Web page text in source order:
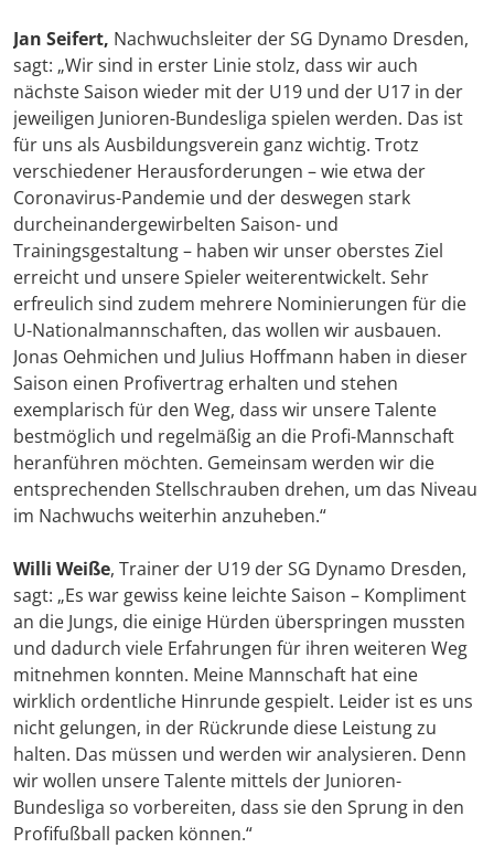
Jan Seifert, Nachwuchsleiter der SG Dynamo Dresden,
sagt: „Wir sind in erster Linie stolz, dass wir auch
nächste Saison wieder mit der U19 und der U17 in der
jeweiligen Junioren-Bundesliga spielen werden. Das ist
für uns als Ausbildungsverein ganz wichtig. Trotz
verschiedener Herausforderungen – wie etwa der
Coronavirus-Pandemie und der deswegen stark
durcheinandergewirbelten Saison- und
Trainingsgestaltung – haben wir unser oberstes Ziel
erreicht und unsere Spieler weiterentwickelt. Sehr
erfreulich sind zudem mehrere Nominierungen für die
U-Nationalmannschaften, das wollen wir ausbauen.
Jonas Oehmichen und Julius Hoffmann haben in dieser
Saison einen Profivertrag erhalten und stehen
exemplarisch für den Weg, dass wir unsere Talente
bestmöglich und regelmäßig an die Profi-Mannschaft
heranführen möchten. Gemeinsam werden wir die
entsprechenden Stellschrauben drehen, um das Niveau
im Nachwuchs weiterhin anzuheben.“
Willi Weiße, Trainer der U19 der SG Dynamo Dresden,
sagt: „Es war gewiss keine leichte Saison – Kompliment
an die Jungs, die einige Hürden überspringen mussten
und dadurch viele Erfahrungen für ihren weiteren Weg
mitnehmen konnten. Meine Mannschaft hat eine
wirklich ordentliche Hinrunde gespielt. Leider ist es uns
nicht gelungen, in der Rückrunde diese Leistung zu
halten. Das müssen und werden wir analysieren. Denn
wir wollen unsere Talente mittels der Junioren-
Bundesliga so vorbereiten, dass sie den Sprung in den
Profifußball packen können.“